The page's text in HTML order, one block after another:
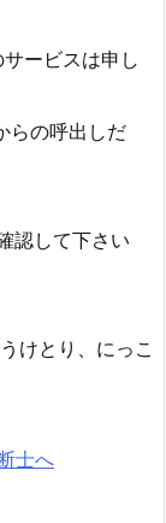
ービスは申し
の呼出しだ
認して下さい
けとり、にっこ